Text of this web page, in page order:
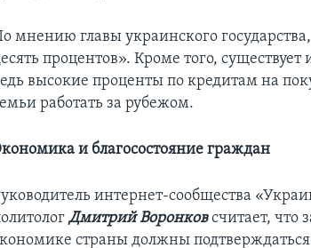
мнению главы украинского
процентов». Кроме того,
высокие проценты по кредитам на
работать за рубежом.
и благосостояние граждан
интернет-сообщества
Дмитрий Воронковсчитает, что
страны должны